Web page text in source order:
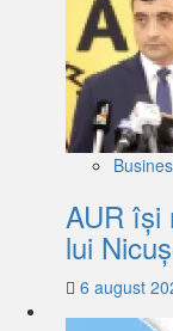
AUR își
lui
6 august